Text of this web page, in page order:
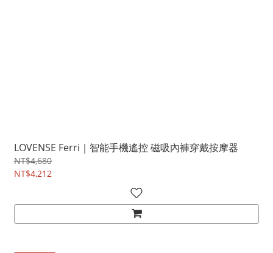
LOVENSE Ferri｜智能手機遙控 磁吸內褲穿戴按摩器
NT$4,680
NT$4,212